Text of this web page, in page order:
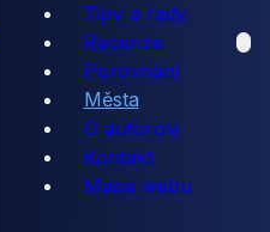
Tipy a rady
Recenze
Porovnání
Města
O autorovi
Kontakt
Mapa webu